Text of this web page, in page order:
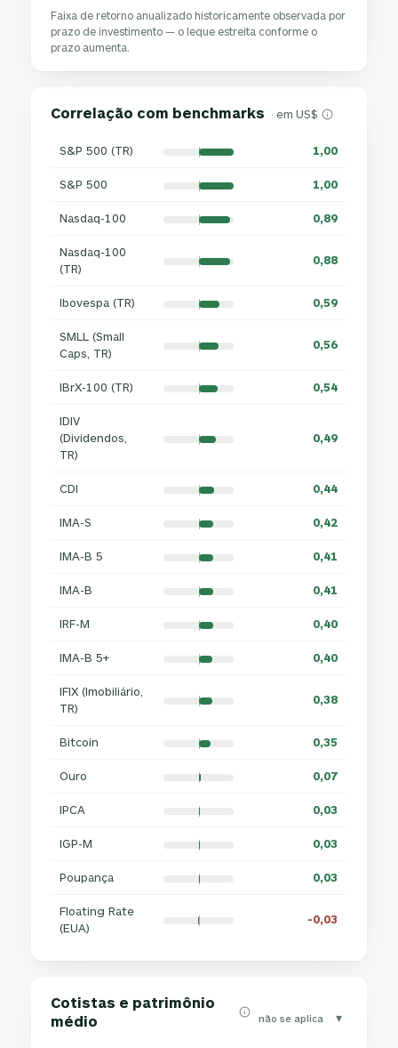
Faixa de retorno anualizado historicamente observada por
prazo de investimento — o leque estreita conforme o
prazo aumenta.
Correlação com benchmarks · em US$
S&P 500 (TR) 1,00
S&P 500 1,00
Nasdaq-100 0,89
Nasdaq-100
(TR)
0,88
Ibovespa (TR) 0,59
SMLL (Small
Caps, TR)
0,56
IBrX-100 (TR) 0,54
IDIV
(Dividendos,
TR)
0,49
CDI 0,44
IMA-S 0,42
IMA-B 5 0,41
IMA-B 0,41
IRF-M 0,40
IMA-B 5+ 0,40
IFIX (Imobiliário,
TR)
0,38
Bitcoin 0,35
Ouro 0,07
IPCA 0,03
IGP-M 0,03
Poupança 0,03
Floating Rate
(EUA)
-0,03
Cotistas e patrimônio
médio
não se aplica ▾